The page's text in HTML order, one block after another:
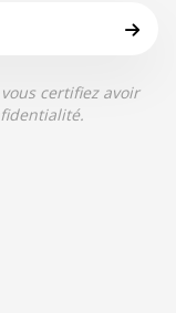
certifiez avoir